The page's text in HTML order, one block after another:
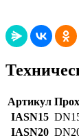
Артикул
IASN15
IASN20